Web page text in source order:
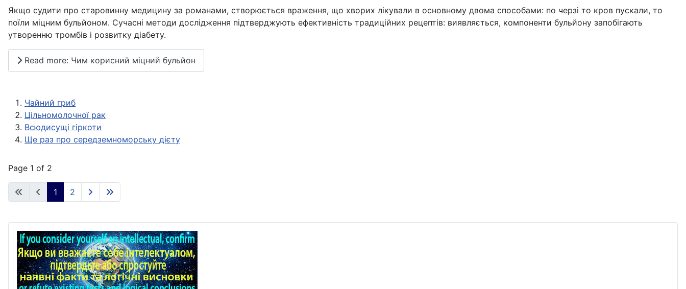
Якщо судити про старовинну медицину за романами, створюється враження, що хворих лікували в основному двома способами: по черзі то кров пускали, то
поїли міцним бульйоном. Сучасні методи дослідження підтверджують ефективність традиційних рецептів: виявляється, компоненти бульйону запобігають
утворенню тромбів і розвитку діабету.
Read more: Чим корисний міцний бульйон
Чайний гриб
Цільномолочної рак
Всюдисущі гіркоти
Ще раз про середземноморську дієту
Page 1 of 2
1 2